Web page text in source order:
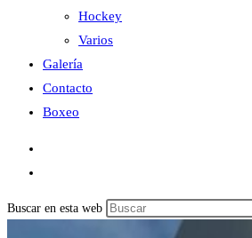
Hockey
Varios
Galería
Contacto
Boxeo
Buscar en esta web